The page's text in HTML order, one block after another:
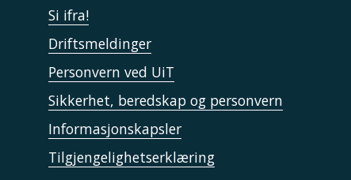
Si ifra!
Driftsmeldinger
Personvern ved UiT
Sikkerhet, beredskap og personvern
Informasjonskapsler
Tilgjengelighetserklæring